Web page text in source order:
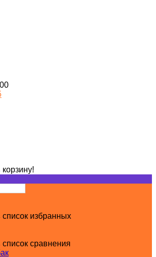
избранных
сравнения